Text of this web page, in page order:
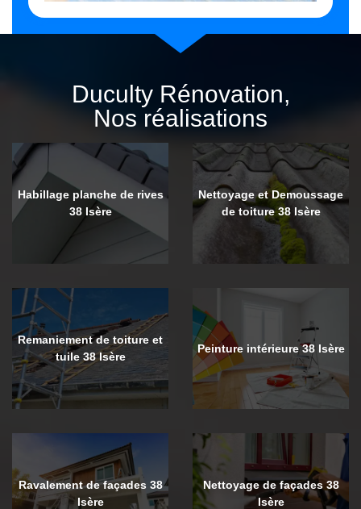
Duculty Rénovation,
Nos réalisations
Habillage planche de rives
38 Isère
Nettoyage et Demoussage
de toiture 38 Isère
Remaniement de toiture et
tuile 38 Isère
Peinture intérieure 38 Isère
Ravalement de façades 38
Isère
Nettoyage de façades 38
Isère